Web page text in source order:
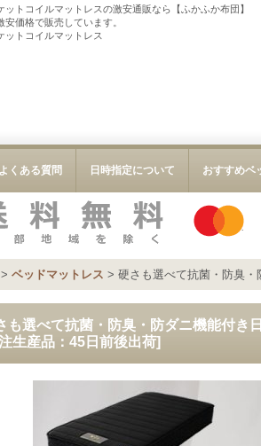
トコイルマットレスの激安通販なら【ふかふか布団】
価格で販売しています。
ットコイルマットレス
よくある質問 日時指定について おすすめベ
> ベッドマットレス > 硬さも選べて抗菌・防臭
も選べて抗菌・防臭・防ダニ機能付き
生産品：45日前後出荷]